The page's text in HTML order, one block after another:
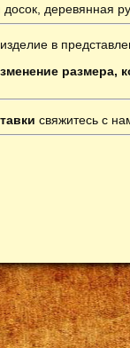
деревянная
в
размера,
свяжитесь с